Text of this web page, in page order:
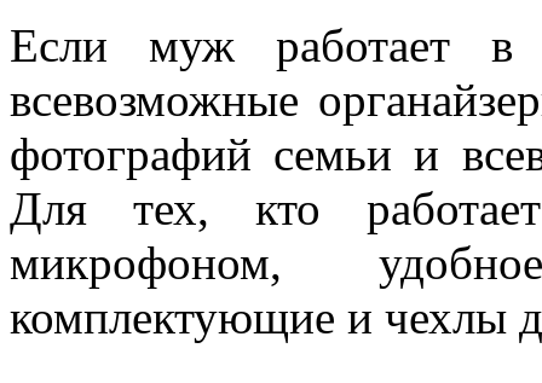
Если муж работает в
всевозможные
фотографий семьи и
Для тех, кто
микрофоном,
комплектующие и чехлы